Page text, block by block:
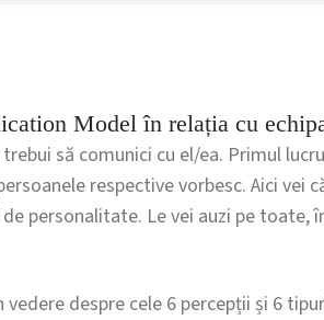
Model în relația cu
să comunici cu el/ea. Primul
respective vorbesc. Aici vei
personalitate. Le vei auzi pe toate,
despre cele 6 percepții și 6